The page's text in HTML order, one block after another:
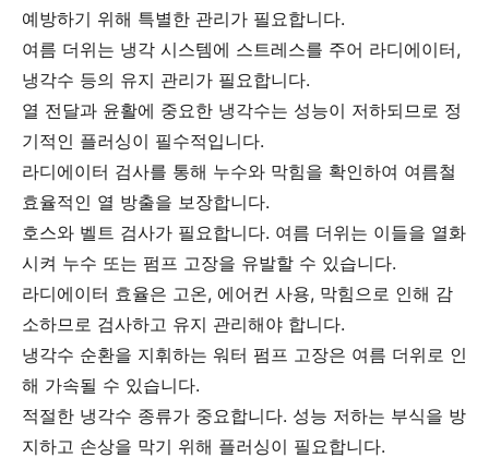
예방하기 위해 특별한 관리가 필요합니다.
여름 더위는 냉각 시스템에 스트레스를 주어 라디에이터,
냉각수 등의 유지 관리가 필요합니다.
열 전달과 윤활에 중요한 냉각수는 성능이 저하되므로 정
기적인 플러싱이 필수적입니다.
라디에이터 검사를 통해 누수와 막힘을 확인하여 여름철
효율적인 열 방출을 보장합니다.
호스와 벨트 검사가 필요합니다. 여름 더위는 이들을 열화
시켜 누수 또는 펌프 고장을 유발할 수 있습니다.
라디에이터 효율은 고온, 에어컨 사용, 막힘으로 인해 감
소하므로 검사하고 유지 관리해야 합니다.
냉각수 순환을 지휘하는 워터 펌프 고장은 여름 더위로 인
해 가속될 수 있습니다.
적절한 냉각수 종류가 중요합니다. 성능 저하는 부식을 방
지하고 손상을 막기 위해 플러싱이 필요합니다.